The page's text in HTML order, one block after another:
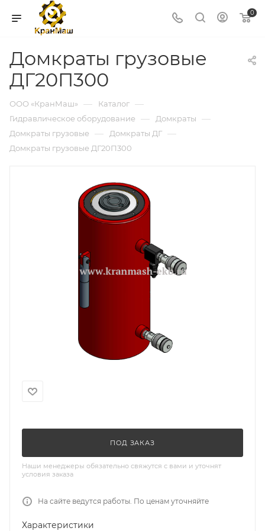
0
Домкраты грузовые
ДГ20П300
ООО «КранМаш» — Каталог —
Гидравлическое оборудование — Домкраты —
Домкраты грузовые — Домкраты ДГ —
Домкраты грузовые ДГ20П300
ПОД ЗАКАЗ
Наши менеджеры обязательно свяжутся с вами и уточнят
условия заказа
На сайте ведутся работы. По ценам уточняйте
Характеристики